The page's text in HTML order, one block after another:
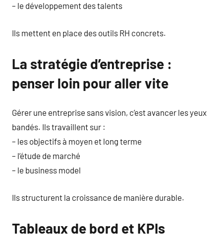
– le développement des talents
Ils mettent en place des outils RH concrets.
La stratégie d’entreprise :
penser loin pour aller vite
Gérer une entreprise sans vision, c’est avancer les yeux
bandés. Ils travaillent sur :
– les objectifs à moyen et long terme
– l’étude de marché
– le business model
Ils structurent la croissance de manière durable.
Tableaux de bord et KPIs